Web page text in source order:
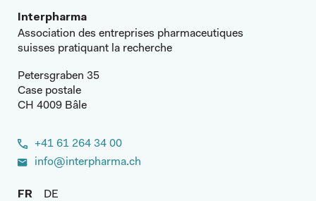
Interpharma
Association des entreprises pharmaceutiques
suisses pratiquant la recherche
Petersgraben 35
Case postale
CH 4009 Bâle
+41 61 264 34 00
info@interpharma.ch
FR DE